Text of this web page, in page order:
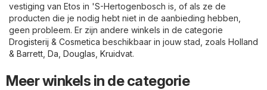
vestiging van Etos in 'S-Hertogenbosch is, of als ze de
producten die je nodig hebt niet in de aanbieding hebben,
geen probleem. Er zijn andere winkels in de categorie
Drogisterij & Cosmetica beschikbaar in jouw stad, zoals Holland
& Barrett Da Douglas Kruidvat.
Meer winkels in de categorie